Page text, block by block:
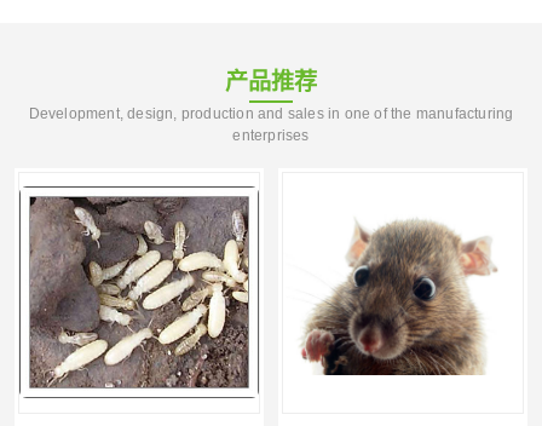
产品推荐
Development, design, production and sales in one of the manufacturing
enterprises